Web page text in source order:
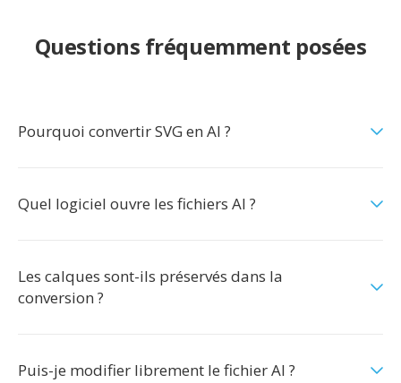
Questions fréquemment posées
Pourquoi convertir SVG en AI ?
Quel logiciel ouvre les fichiers AI ?
Les calques sont-ils préservés dans la
conversion ?
Puis-je modifier librement le fichier AI ?